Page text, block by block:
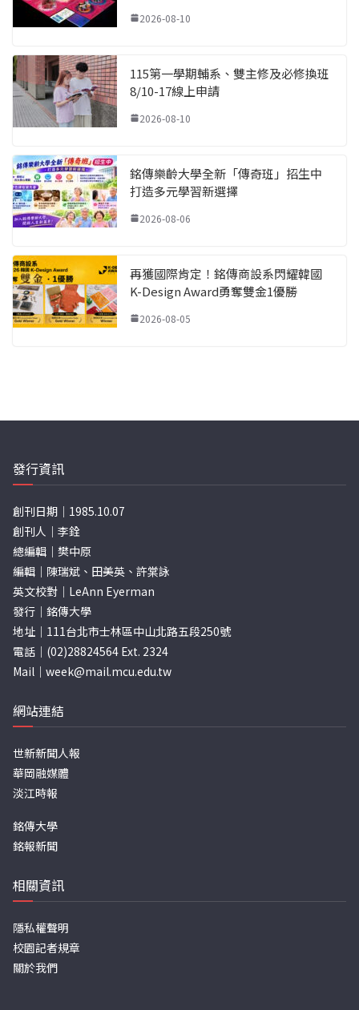
2026-08-10
115第一學期輔系、雙主修及必修換班
8/10-17線上申請
2026-08-10
銘傳樂齡大學全新「傳奇班」招生中
打造多元學習新選擇
2026-08-06
再獲國際肯定！銘傳商設系閃耀韓國
K-Design Award勇奪雙金1優勝
2026-08-05
發行資訊
創刊日期｜1985.10.07
創刊人｜李銓
總編輯｜樊中原
編輯｜陳瑞斌、田美英、許棠詠
英文校對｜LeAnn Eyerman
發行｜銘傳大學
地址｜111台北市士林區中山北路五段250號
電話｜(02)28824564 Ext. 2324
Mail｜ week@mail.mcu.edu.tw
網站連結
世新新聞人報
華岡融媒體
淡江時報
銘傳大學
銘報新聞
相關資訊
隱私權聲明
校園記者規章
關於我們